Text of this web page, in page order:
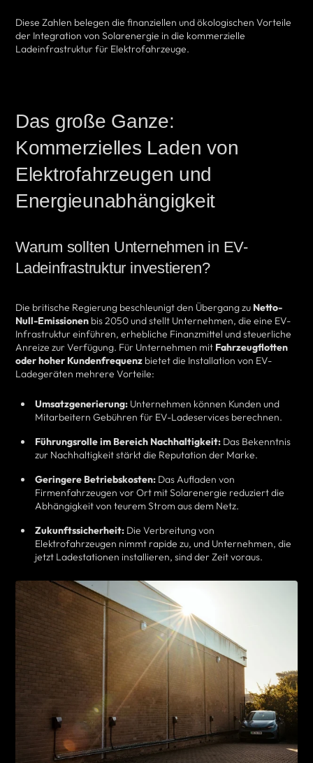
Diese Zahlen belegen die finanziellen und ökologischen Vorteile
der Integration von Solarenergie in die kommerzielle
Ladeinfrastruktur für Elektrofahrzeuge.
Das große Ganze:
Kommerzielles Laden von
Elektrofahrzeugen und
Energieunabhängigkeit
Warum sollten Unternehmen in EV-
Ladeinfrastruktur investieren?
Die britische Regierung beschleunigt den Übergang zu Netto-
Null-Emissionen bis 2050 und stellt Unternehmen, die eine EV-
Infrastruktur einführen, erhebliche Finanzmittel und steuerliche
Anreize zur Verfügung. Für Unternehmen mit Fahrzeugflotten
oder hoher Kundenfrequenz bietet die Installation von EV-
Ladegeräten mehrere Vorteile:
Umsatzgenerierung: Unternehmen können Kunden und
Mitarbeitern Gebühren für EV-Ladeservices berechnen.
Führungsrolle im Bereich Nachhaltigkeit: Das Bekenntnis
zur Nachhaltigkeit stärkt die Reputation der Marke.
Geringere Betriebskosten: Das Aufladen von
Firmenfahrzeugen vor Ort mit Solarenergie reduziert die
Abhängigkeit von teurem Strom aus dem Netz.
Zukunftssicherheit: Die Verbreitung von
Elektrofahrzeugen nimmt rapide zu, und Unternehmen, die
jetzt Ladestationen installieren, sind der Zeit voraus.